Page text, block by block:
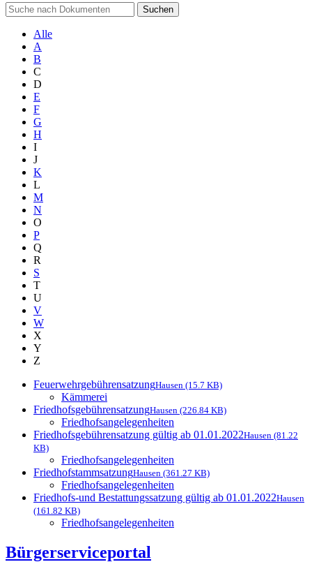
Suchen
Alle
A
B
C
D
E
F
G
H
I
J
K
L
M
N
O
P
Q
R
S
T
U
V
W
X
Y
Z
FeuerwehrgebührensatzungHausen (15.7 KB)
Kämmerei
FriedhofsgebührensatzungHausen (226.84 KB)
Friedhofsangelegenheiten
Friedhofsgebührensatzung gültig ab 01.01.2022Hausen (81.22
KB)
Friedhofsangelegenheiten
FriedhofstammsatzungHausen (361.27 KB)
Friedhofsangelegenheiten
Friedhofs-und Bestattungssatzung gültig ab 01.01.2022Hausen
(161.82 KB)
Friedhofsangelegenheiten
Bürgerserviceportal